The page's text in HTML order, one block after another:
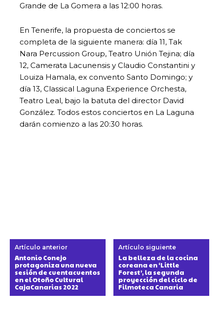
Grande de La Gomera a las 12:00 horas.
En Tenerife, la propuesta de conciertos se
completa de la siguiente manera: día 11, Tak
Nara Percussion Group, Teatro Unión Tejina; día
12, Camerata Lacunensis y Claudio Constantini y
Louiza Hamala, ex convento Santo Domingo; y
día 13, Classical Laguna Experience Orchesta,
Teatro Leal, bajo la batuta del director David
González. Todos estos conciertos en La Laguna
darán comienzo a las 20:30 horas.
Artículo anterior
Antonio Conejo
protagoniza una nueva
sesión de cuentacuentos
en el Otoño Cultural
CajaCanarias 2022
Artículo siguiente
La belleza de la cocina
coreana en ‘Little
Forest’, la segunda
proyección del ciclo de
Filmoteca Canaria